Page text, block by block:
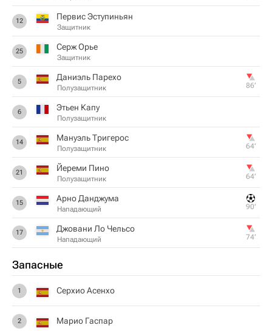
12 Первис Эступиньян
Защитник
25 Серж Орье
Защитник
5 Даниэль Парехо
Полузащитник 86‎’‎
6 Этьен Капу
Полузащитник
14 Мануэль Тригерос
Полузащитник 64‎’‎
21 Йереми Пино
Полузащитник 64‎’‎
15 Арно Данджума
Нападающий 90‎’‎
17 Джовани Ло Чельсо
Нападающий 74‎’‎
Запасные
1 Серхио Асенхо
2 Марио Гаспар